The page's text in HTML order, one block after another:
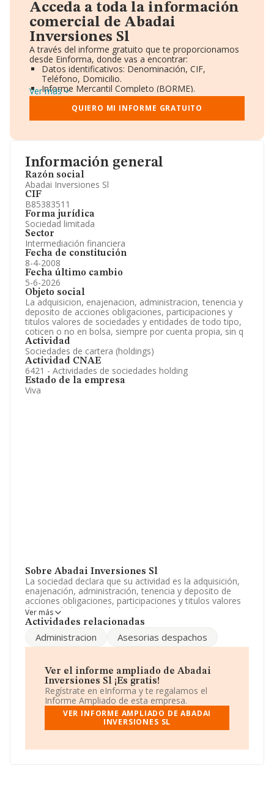
Información general
Razón social
Abadai Inversiones Sl
CIF
B85383511
Forma jurídica
Sociedad limitada
Sector
Intermediación financiera
Fecha de constitución
8-4-2008
Fecha último cambio
5-6-2026
Objeto social
La adquisicion, enajenacion, administracion, tenencia y
deposito de acciones obligaciones, participaciones y
titulos valores de sociedades y entidades de todo tipo,
coticen o no en bolsa, siempre por cuenta propia, sin q
Actividad
Sociedades de cartera (holdings)
Actividad CNAE
6421 - Actividades de sociedades holding
Estado de la empresa
Viva
Sobre Abadai Inversiones Sl
La sociedad declara que su actividad es la adquisición,
enajenación, administración, tenencia y deposito de
acciones obligaciones, participaciones y titulos valores
de sociedades y entidades de todo tipo, coticen o no en
bolsa, siempre por cuenta propia, sin q. La empresa es
con código '%cnae%'. La empresa no tiene actividad en
mercados exteriores.
Según los datos a disposición de INFORMA, ha tenido
un número de empleados por debajo de la media de
sector.
Para ponerse en contacto con sus oficinas, la empresa
facilita el número de teléfono 913992280 y la dirección
de correo esahonrubia@gruponetco.com.
La sociedadAbadai Inversiones S.L, NIF B85383511,
Ver más
Actividades relacionadas
Administracion Asesorias despachos
Ver el informe ampliado de Abadai
Inversiones Sl ¡Es gratis!
Regístrate en eInforma y te regalamos el
Informe Ampliado de esta empresa.
VER INFORME AMPLIADO DE ABADAI
INVERSIONES SL
Acceda a toda la información
comercial de Abadai
Inversiones Sl
A través del informe gratuito que te proporcionamos
desde Einforma, donde vas a encontrar:
Datos identificativos: Denominación, CIF,
Teléfono, Domicilio.
Informe Mercantil Completo (BORME).
Gráficos de Evolución Ventas y Empleados.
Consejo de Administración y Administradores.
Directivos y Ejecutivos.
Información oficial y registral complementaria.
Ver más
QUIERO MI INFORME GRATUITO